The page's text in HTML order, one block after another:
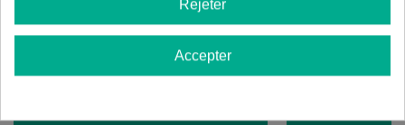
13,60 € 7,20 €
Rejeter
Accepter